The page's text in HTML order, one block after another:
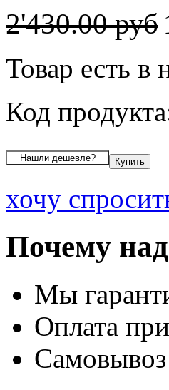
2'430.00 руб
Товар есть в
Код
хочу
Почему
Мы
Оплата
Самовывоз